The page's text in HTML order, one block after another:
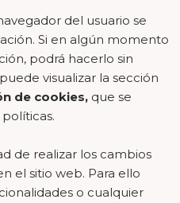
del usuario se
Si en algún momento
podrá hacerlo sin
visualizar la sección
de cookies, que se
de realizar los cambios
el sitio web. Para ello
o cualquier